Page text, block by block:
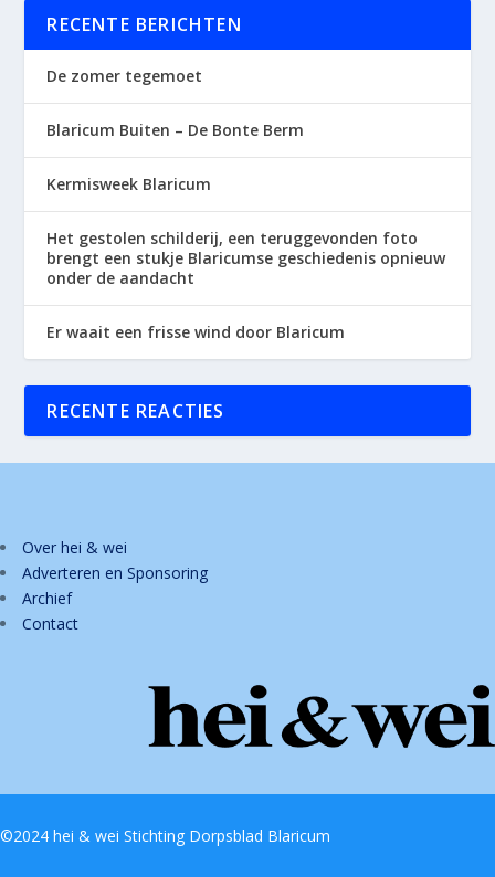
RECENTE BERICHTEN
De zomer tegemoet
Blaricum Buiten – De Bonte Berm
Kermisweek Blaricum
Het gestolen schilderij, een teruggevonden foto
brengt een stukje Blaricumse geschiedenis opnieuw
onder de aandacht
Er waait een frisse wind door Blaricum
RECENTE REACTIES
Over hei & wei
Adverteren en Sponsoring
Archief
Contact
©2024 hei & wei Stichting Dorpsblad Blaricum